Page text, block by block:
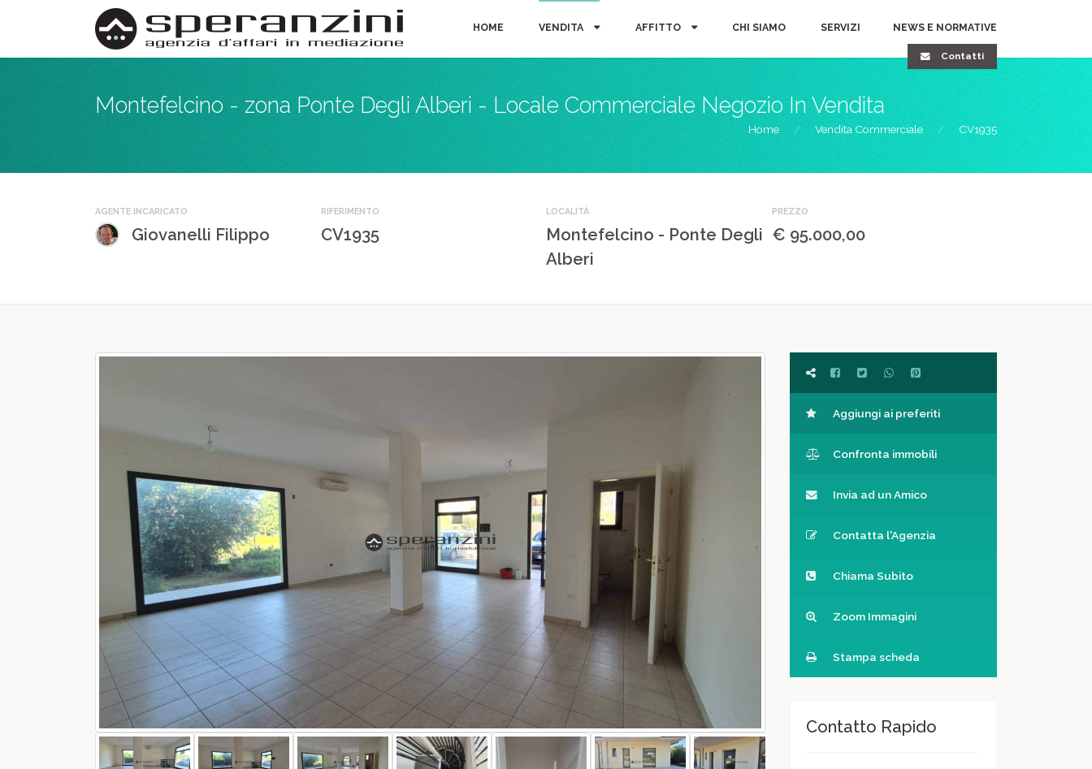
Contatti
HOME VENDITA AFFITTO CHI SIAMO SERVIZI NEWS E NORMATIVE
Montefelcino - zona Ponte Degli Alberi - Locale Commerciale Negozio In Vendita
Home Vendita Commerciale CV1935
AGENTE INCARICATO
Giovanelli Filippo
RIFERIMENTO
CV1935
LOCALITÀ
Montefelcino - Ponte Degli
Alberi
PREZZO
€ 95.000,00
Aggiungi ai preferiti
Confronta immobili
Invia ad un Amico
Contatta l'Agenzia
Chiama Subito
Zoom Immagini
Stampa scheda
Contatto Rapido